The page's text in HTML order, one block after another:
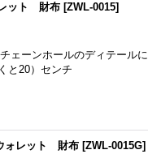
ット 財布 [ZWL-0015]
ェーンホールのディテールに
と20）センチ
ォレット 財布 [ZWL-0015G]